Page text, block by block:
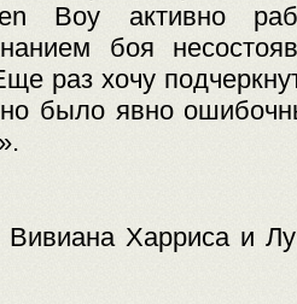
Boy активно
боя
раз хочу
было явно
Вивиана Харриса и